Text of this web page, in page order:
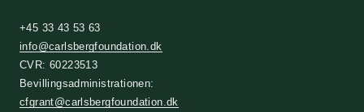
+45 33 43 53 63
info@carlsbergfoundation.dk
CVR: 60223513
Bevillingsadministrationen:
cfgrant@carlsbergfoundation.dk